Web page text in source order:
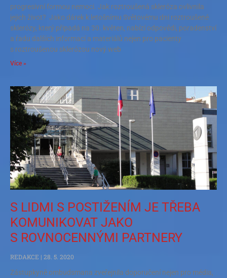
progresivní formou nemoci. Jak roztroušená skleróza ovlivnila
jejich život? Jako dárek k letošnímu Světovému dni roztroušené
sklerózy, který připadá na 30. květen, nabízí odpovědi, poradenství
a řadu dalších informací a materiálů nejen pro pacienty
s roztroušenou sklerózou nový web
Více »
S LIDMI S POSTIŽENÍM JE TŘEBA
KOMUNIKOVAT JAKO
S ROVNOCENNÝMI PARTNERY
REDAKCE
28. 5. 2020
Zástupkyně ombudsmana zveřejnila doporučení nejen pro média,